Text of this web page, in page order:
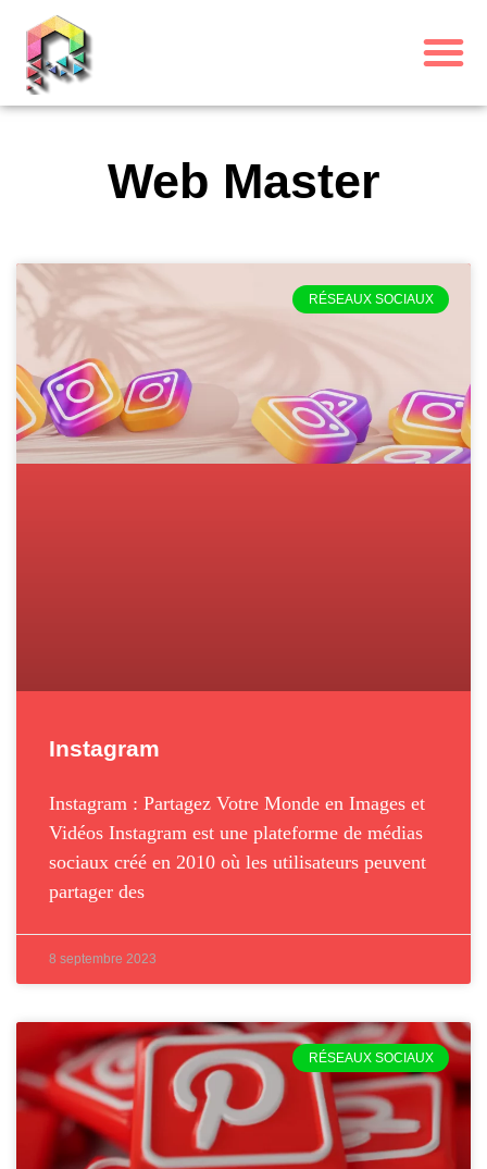
Web Master
RÉSEAUX SOCIAUX
Instagram
Instagram : Partagez Votre Monde en Images et
Vidéos Instagram est une plateforme de médias
sociaux créé en 2010 où les utilisateurs peuvent
partager des
8 septembre 2023
RÉSEAUX SOCIAUX